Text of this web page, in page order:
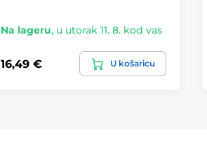
Na lageru, u utorak 11. 8. kod vas
16,49 € U košaricu